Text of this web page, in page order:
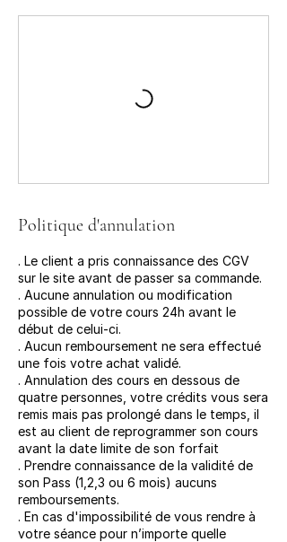
Politique d'annulation
. Le client a pris connaissance des CGV
sur le site avant de passer sa commande.
. Aucune annulation ou modification
possible de votre cours 24h avant le
début de celui-ci.
. Aucun remboursement ne sera effectué
une fois votre achat validé.
. Annulation des cours en dessous de
quatre personnes, votre crédits vous sera
remis mais pas prolongé dans le temps, il
est au client de reprogrammer son cours
avant la date limite de son forfait
. Prendre connaissance de la validité de
son Pass (1,2,3 ou 6 mois) aucuns
remboursements.
. En cas d'impossibilité de vous rendre à
votre séance pour n’importe quelle